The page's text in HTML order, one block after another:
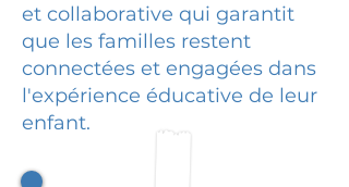
et collaborative qui garantit
que les familles restent
connectées et engagées dans
l'expérience éducative de leur
enfant.